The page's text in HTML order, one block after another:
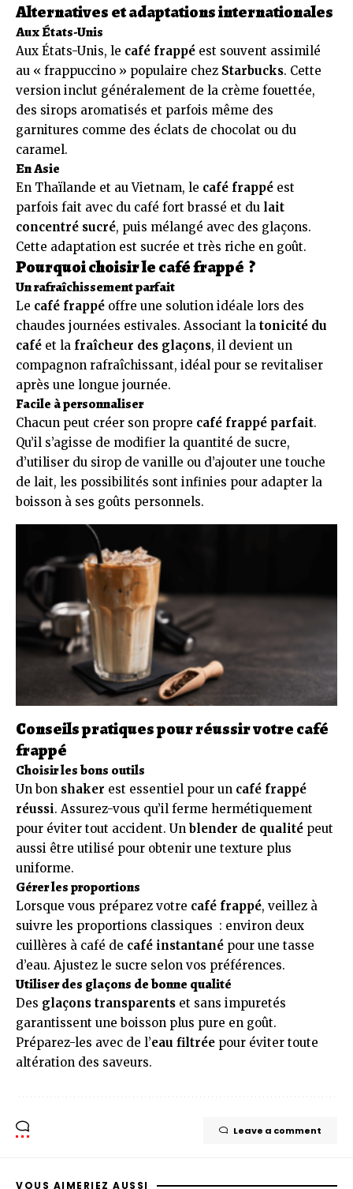
Alternatives et adaptations internationales
Aux États-Unis
Aux États-Unis, le café frappé est souvent assimilé
au « frappuccino » populaire chez Starbucks. Cette
version inclut généralement de la crème fouettée,
des sirops aromatisés et parfois même des
garnitures comme des éclats de chocolat ou du
caramel.
En Asie
En Thaïlande et au Vietnam, le café frappé est
parfois fait avec du café fort brassé et du lait
concentré sucré, puis mélangé avec des glaçons.
Cette adaptation est sucrée et très riche en goût.
Pourquoi choisir le café frappé ?
Un rafraîchissement parfait
Le café frappé offre une solution idéale lors des
chaudes journées estivales. Associant la tonicité du
café et la fraîcheur des glaçons, il devient un
compagnon rafraîchissant, idéal pour se revitaliser
après une longue journée.
Facile à personnaliser
Chacun peut créer son propre café frappé parfait.
Qu’il s’agisse de modifier la quantité de sucre,
d’utiliser du sirop de vanille ou d’ajouter une touche
de lait, les possibilités sont infinies pour adapter la
boisson à ses goûts personnels.
Conseils pratiques pour réussir votre café
frappé
Choisir les bons outils
Un bon shaker est essentiel pour un café frappé
réussi. Assurez-vous qu’il ferme hermétiquement
pour éviter tout accident. Un blender de qualité peut
aussi être utilisé pour obtenir une texture plus
uniforme.
Gérer les proportions
Lorsque vous préparez votre café frappé, veillez à
suivre les proportions classiques : environ deux
cuillères à café de café instantané pour une tasse
d’eau. Ajustez le sucre selon vos préférences.
Utiliser des glaçons de bonne qualité
Des glaçons transparents et sans impuretés
garantissent une boisson plus pure en goût.
Préparez-les avec de l’eau filtrée pour éviter toute
altération des saveurs.
Leave a comment
VOUS AIMERIEZ AUSSI